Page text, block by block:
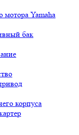
мотора Yamaha
бак
корпуса